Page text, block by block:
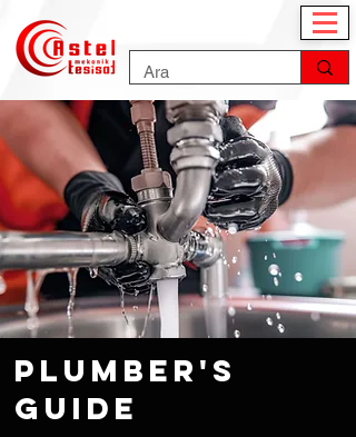
plumber's
guide